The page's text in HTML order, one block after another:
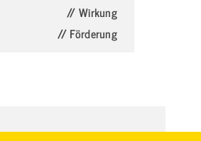
// Wirkung
// Förderung